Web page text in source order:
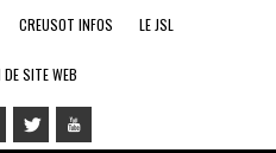
CREUSOT INFOS LE JSL
SITE WEB